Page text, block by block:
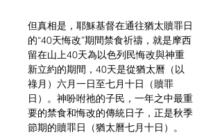
但真相是，耶穌基督在通往猶太贖罪日
的“40天悔改”期間禁食祈禱，就是摩西
留在山上40天為以色列民悔改與神重
新立約的期間，40天是從猶太曆（以
祿月）六月一日至七月十日（贖罪
日）。神吩咐祂的子民，一年之中最重
要的禁食和悔改的傳統日子，正是秋季
節期的贖罪日（猶太曆七月十日）。